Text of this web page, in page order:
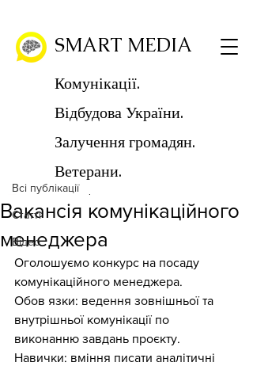
SMART MEDIA
Комунікації.
Відбудова України.
Залучення громадян.
Ветерани.
Всі публікації
Статті
Відео
Всі публікації
Вакансія комунікаційного
менеджера
SMART MEDIA
5 лют. 2024 р.
Оголошуємо конкурс на посаду
комунікаційного менеджера.
Обов язки: ведення зовнішньої та
внутрішньої комунікації по
виконанню завдань проєкту.
Навички: вміння писати аналітичні